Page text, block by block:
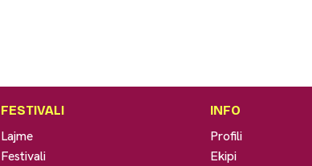
FESTIVALI
Lajme
Festivali
INFO
Profili
Ekipi